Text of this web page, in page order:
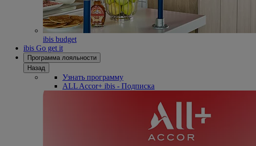
ibis budget
ibis Go get it
Программа лояльности
Назад
Узнать программу
ALL Accor+ ibis - Подписка